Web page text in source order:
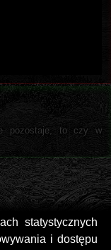
statystycznych
i dostępu
pozostaje, to czy w